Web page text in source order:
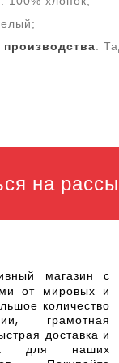
производства:
на
магазин с
от мировых и
количество
грамотная
доставка и
для наших